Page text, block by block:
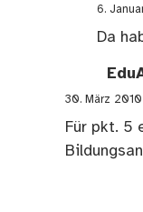
6.
Da
30. März 2010
Für pkt. 5